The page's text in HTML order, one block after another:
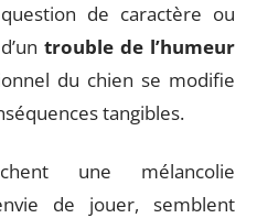
de caractère ou
trouble de l’humeur
du chien se modifie
tangibles.
une mélancolie
de jouer, semblent